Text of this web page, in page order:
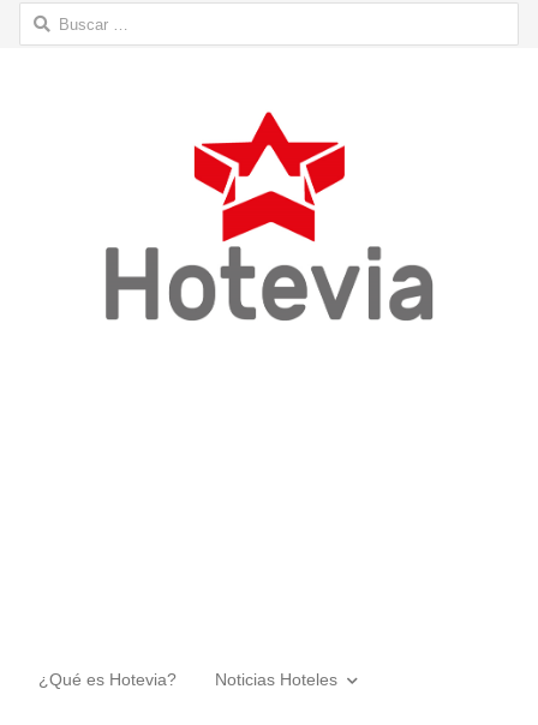
Buscar:
¿Qué es Hotevia? Noticias Hoteles